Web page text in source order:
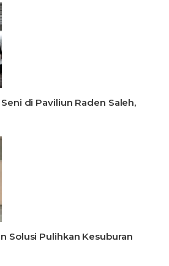
di Paviliun Raden Saleh,
Solusi Pulihkan Kesuburan